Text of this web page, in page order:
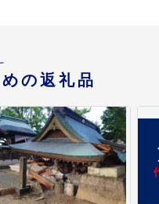
の返礼品